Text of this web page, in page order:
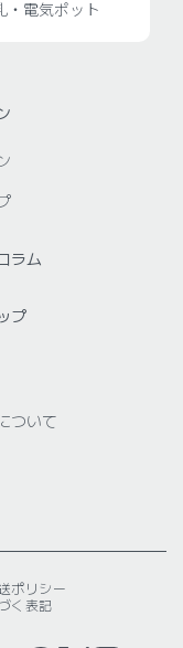
・電気ポット
ラム
プ
ついて
ポリシー
く表記